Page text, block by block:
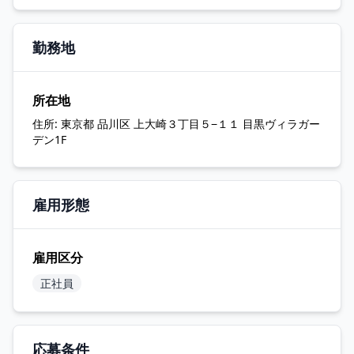
勤務地
所在地
住所: 東京都 品川区 上大崎３丁目５−１１ 目黒ヴィラガー
デン1F
雇用形態
雇用区分
正社員
応募条件